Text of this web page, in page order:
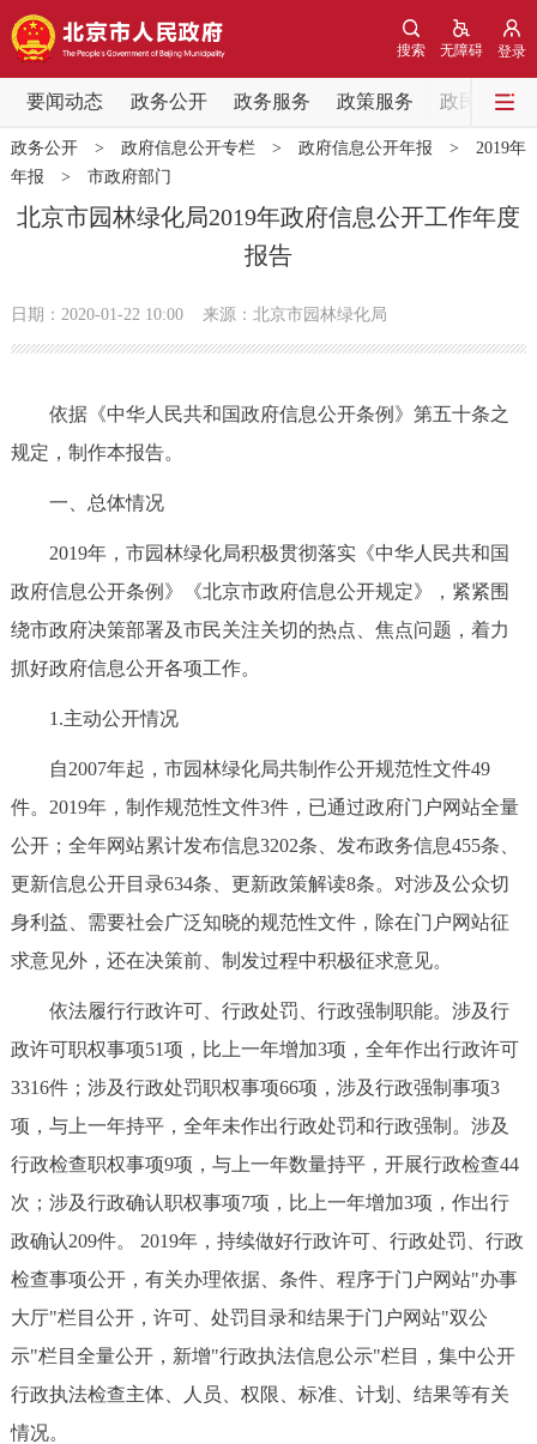
登录
无障碍
搜索
要闻动态 政务公开 政务服务 政策服务 政民互动
要闻动态
党中央精神 国务院信息 中央部委动态
北京要闻 会议信息 部门动态
市领导 机构职能 政策服务
政策兑现
决策公开 专题公开
政务服务
便民服务 利企服务 投资项目
政民互动
12345网上接诉即办 我要咨询 我要建议
参与调查 在线访谈 图说互动
走进北京
绿色北京 图说北京 视频北京
多语种
FRANÇAIS РУССКИЙ ЯЗЫК
政务公开> 政府信息公开专栏> 政府信息公开年报 > 2019年
年报 > 市政府部门
北京市园林绿化局2019年政府信息公开工作年度
报告
日期：2020-01-22 10:00 来源：北京市园林绿化局
依据《中华人民共和国政府信息公开条例》第五十条之
规定，制作本报告。
一、总体情况
2019年，市园林绿化局积极贯彻落实《中华人民共和国
政府信息公开条例》《北京市政府信息公开规定》，紧紧围
绕市政府决策部署及市民关注关切的热点、焦点问题，着力
抓好政府信息公开各项工作。
1.主动公开情况
自2007年起，市园林绿化局共制作公开规范性文件49
件。2019年，制作规范性文件3件，已通过政府门户网站全量
公开；全年网站累计发布信息3202条、发布政务信息455条、
更新信息公开目录634条、更新政策解读8条。对涉及公众切
身利益、需要社会广泛知晓的规范性文件，除在门户网站征
求意见外，还在决策前、制发过程中积极征求意见。
依法履行行政许可、行政处罚、行政强制职能。涉及行
政许可职权事项51项，比上一年增加3项，全年作出行政许可
3316件；涉及行政处罚职权事项66项，涉及行政强制事项3
项，与上一年持平，全年未作出行政处罚和行政强制。涉及
行政检查职权事项9项，与上一年数量持平，开展行政检查44
次；涉及行政确认职权事项7项，比上一年增加3项，作出行
政确认209件。 2019年，持续做好行政许可、行政处罚、行政
检查事项公开，有关办理依据、条件、程序于门户网站"办事
大厅"栏目公开，许可、处罚目录和结果于门户网站"双公
示"栏目全量公开，新增"行政执法信息公示"栏目，集中公开
行政执法检查主体、人员、权限、标准、计划、结果等有关
情况。